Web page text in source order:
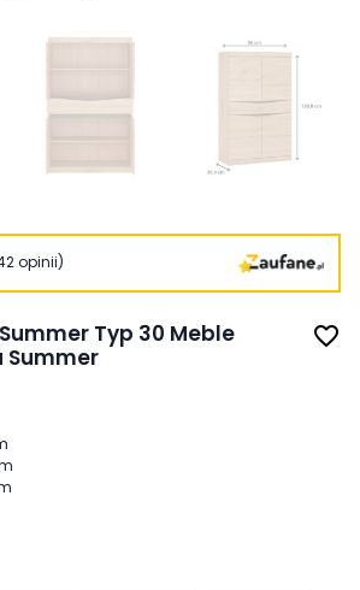
opinii)
Typ 30 Meble
Summer
favorite_border